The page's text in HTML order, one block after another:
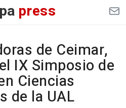
press
de Ceimar,
IX Simposio de
Ciencias
de la UAL